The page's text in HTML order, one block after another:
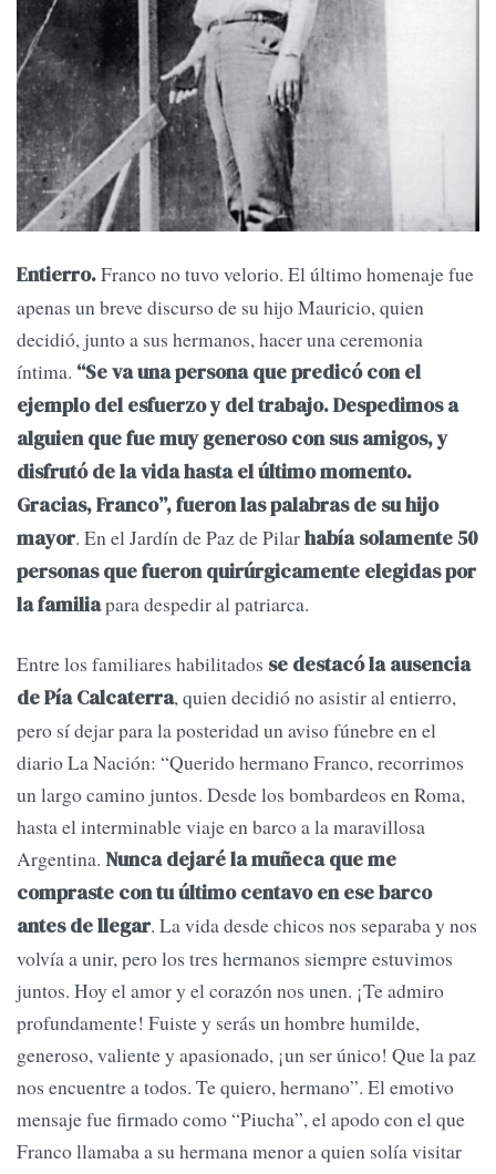
Entierro.Franco no tuvo velorio. El último homenaje fue
apenas un breve discurso de su hijo Mauricio, quien
decidió, junto a sus hermanos, hacer una ceremonia
íntima. “Se va una persona que predicó con el
ejemplo del esfuerzo y del trabajo. Despedimos a
alguien que fue muy generoso con sus amigos, y
disfrutó de la vida hasta el último momento.
Gracias, Franco”, fueron las palabras de su hijo
mayor. En el Jardín de Paz de Pilarhabía solamente 50
personas que fueron quirúrgicamente elegidas por
la familiapara despedir al patriarca.
Entre los familiares habilitados se destacó la ausencia
de Pía Calcaterra, quien decidió no asistir al entierro,
pero sí dejar para la posteridad un aviso fúnebre en el
diario La Nación: “Querido hermano Franco, recorrimos
un largo camino juntos. Desde los bombardeos en Roma,
hasta el interminable viaje en barco a la maravillosa
Argentina. Nunca dejaré la muñeca que me
compraste con tu último centavo en ese barco
antes de llegar. La vida desde chicos nos separaba y nos
volvía a unir, pero los tres hermanos siempre estuvimos
juntos. Hoy el amor y el corazón nos unen. ¡Te admiro
profundamente! Fuiste y serás un hombre humilde,
generoso, valiente y apasionado, ¡un ser único! Que la paz
nos encuentre a todos. Te quiero, hermano”. El emotivo
mensaje fue firmado como “Piucha”, el apodo con el que
Franco llamaba a su hermana menor a quien solía visitar